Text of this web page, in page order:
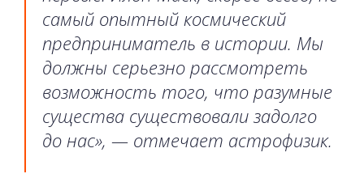
самый опытный космический
предприниматель в истории. Мы
должны серьезно рассмотреть
возможность того, что разумные
существа существовали задолго
до нас», — отмечает астрофизик.